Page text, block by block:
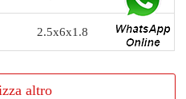
2.5x6x1.8
altro